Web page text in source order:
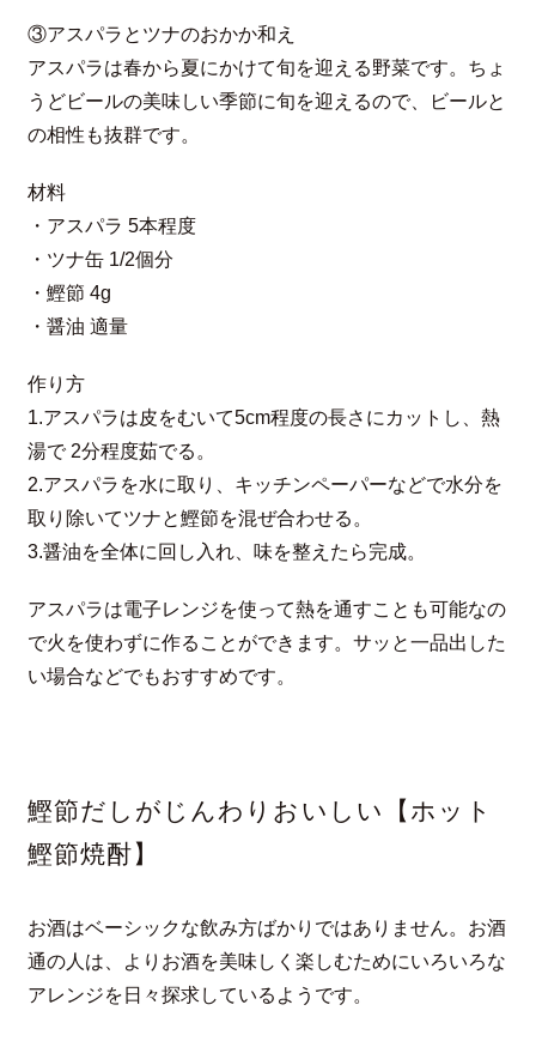
③アスパラとツナのおかか和え
アスパラは春から夏にかけて旬を迎える野菜です。ちょ
うどビールの美味しい季節に旬を迎えるので、ビールと
の相性も抜群です。
材料
・アスパラ 5本程度
・ツナ缶 1/2個分
・鰹節 4g
・醤油 適量
作り方
1.アスパラは皮をむいて5cm程度の長さにカットし、熱
湯で 2分程度茹でる。
2.アスパラを水に取り、キッチンペーパーなどで水分を
取り除いてツナと鰹節を混ぜ合わせる。
3.醤油を全体に回し入れ、味を整えたら完成。
アスパラは電子レンジを使って熱を通すことも可能なの
で火を使わずに作ることができます。サッと一品出した
い場合などでもおすすめです。
鰹節だしがじんわりおいしい【ホット
鰹節焼酎】
お酒はベーシックな飲み方ばかりではありません。お酒
通の人は、よりお酒を美味しく楽しむためにいろいろな
アレンジを日々探求しているようです。